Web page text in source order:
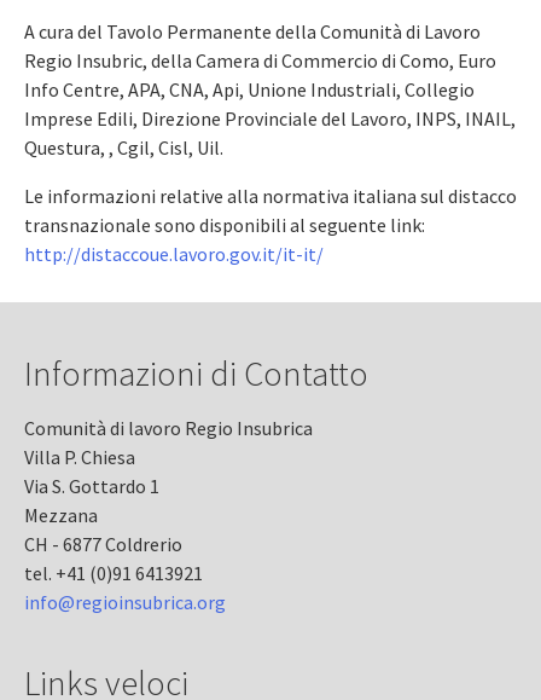
A cura del Tavolo Permanente della Comunità di Lavoro
Regio Insubric, della Camera di Commercio di Como, Euro
Info Centre, APA, CNA, Api, Unione Industriali, Collegio
Imprese Edili, Direzione Provinciale del Lavoro, INPS, INAIL,
Questura, , Cgil, Cisl, Uil.
Le informazioni relative alla normativa italiana sul distacco
transnazionale sono disponibili al seguente link:
http://distaccoue.lavoro.gov.it/it-it/
Informazioni di Contatto
Comunità di lavoro Regio Insubrica
Villa P. Chiesa
Via S. Gottardo 1
Mezzana
CH - 6877 Coldrerio
tel. +41 (0)91 6413921
info@regioinsubrica.org
Links veloci